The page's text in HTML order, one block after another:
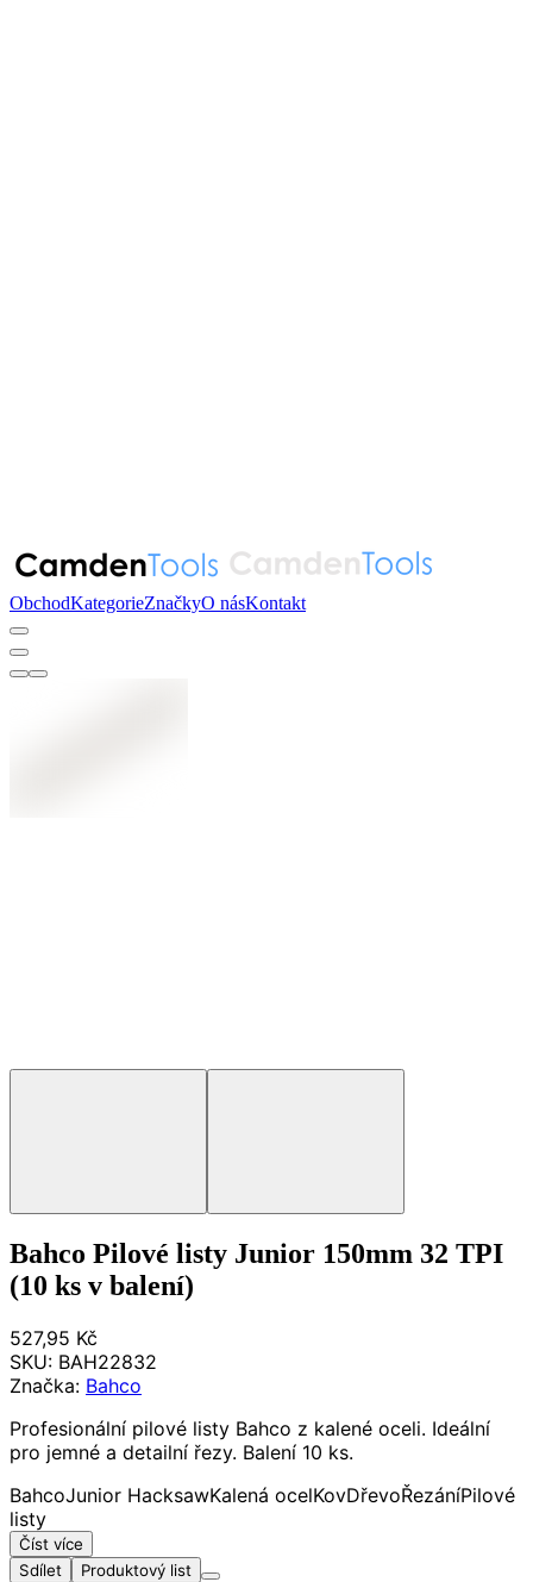
ObchodKategorieZnačkyO násKontakt
Bahco Pilové listy Junior 150mm 32 TPI
(10 ks v balení)
527,95 Kč
SKU: BAH22832
Značka: Bahco
Profesionální pilové listy Bahco z kalené oceli. Ideální
pro jemné a detailní řezy. Balení 10 ks.
BahcoJunior HacksawKalená ocelKovDřevoŘezáníPilové
listy
Číst více
Sdílet
Produktový list